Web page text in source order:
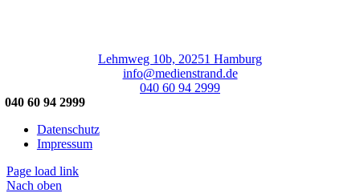
Lehmweg 10b, 20251 Hamburg
info@medienstrand.de
040 60 94 2999
040 60 94 2999
Datenschutz
Impressum
Page load link
Nach oben